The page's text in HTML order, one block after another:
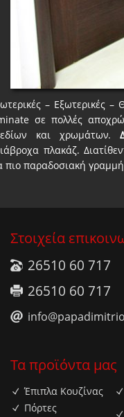
– Εξωτερικές
σε πολλές
και χρωμάτων.
πλακάζ.
πιο παραδοσιακή
Στοιχεία
26510 60 717
26510 60 717
Τα προϊόντα μας
Έπιπλα Κουζίνας
Πόρτες